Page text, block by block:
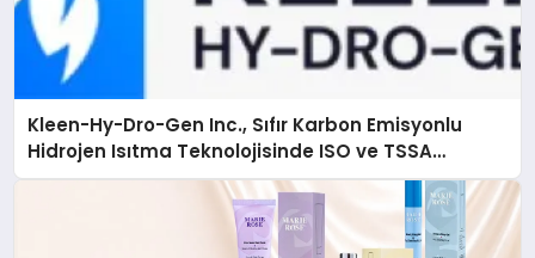
Kleen-Hy-Dro-Gen Inc., Sıfır Karbon Emisyonlu
Hidrojen Isıtma Teknolojisinde ISO ve TSSA
Düzenleyici Onaylarını Aldı